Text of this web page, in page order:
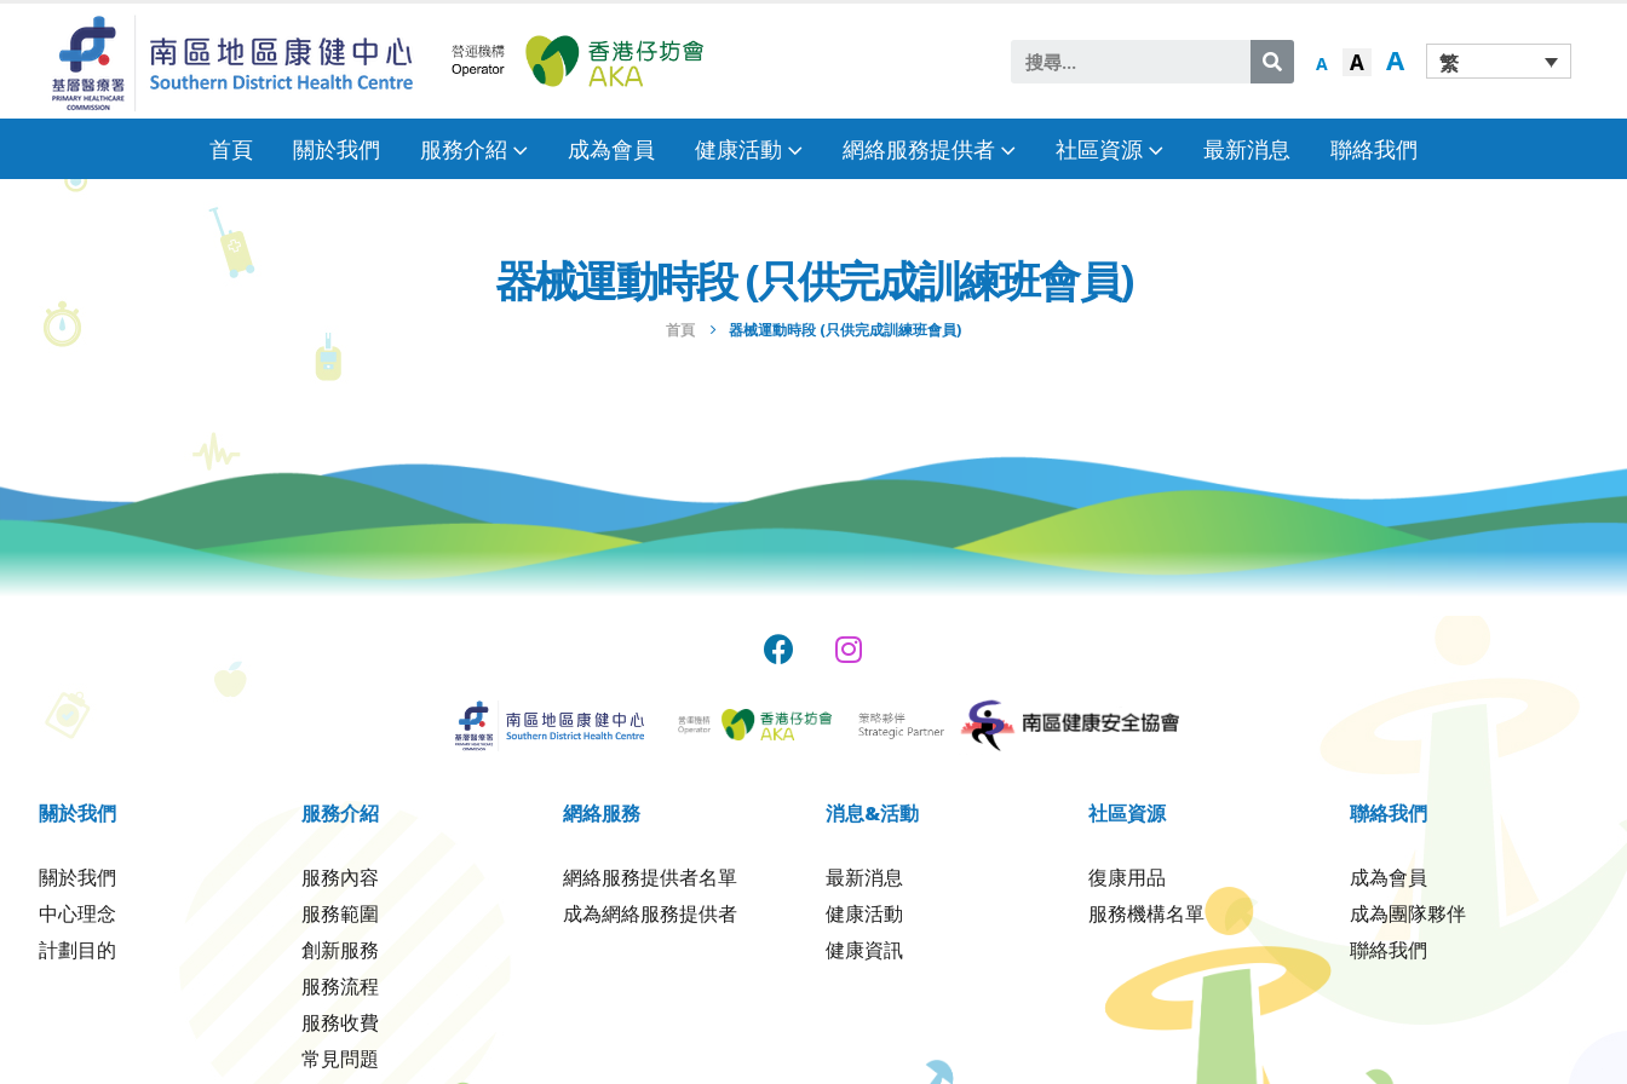
A A A 繁
首頁 關於我們 服務介紹 成為會員 健康活動 網絡服務提供者 社區資源 最新消息 聯絡我們
器械運動時段 (只供完成訓練班會員)
首頁 器械運動時段 (只供完成訓練班會員)
關於我們
關於我們
中心理念
計劃目的
服務介紹
服務內容
服務範圍
創新服務
服務流程
服務收費
常見問題
網絡服務
網絡服務提供者名單
成為網絡服務提供者
消息&活動
最新消息
健康活動
健康資訊
社區資源
復康用品
服務機構名單
聯絡我們
成為會員
成為團隊夥伴
聯絡我們